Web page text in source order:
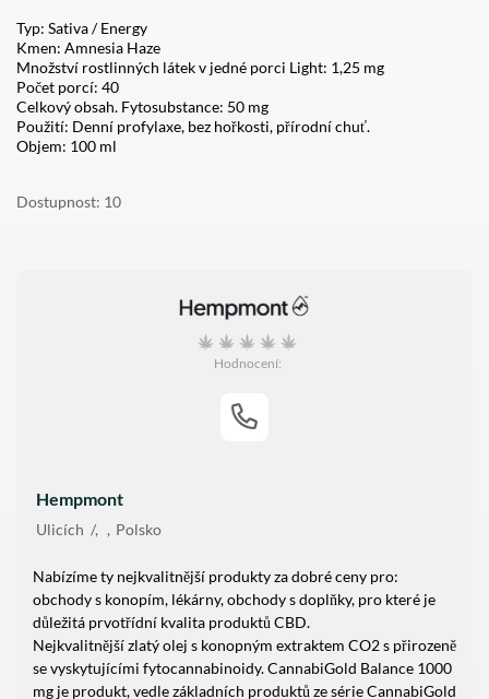
Typ: Sativa / Energy
Kmen: Amnesia Haze
Množství rostlinných látek v jedné porci Light: 1,25 mg
Počet porcí: 40
Celkový obsah. Fytosubstance: 50 mg
Použití: Denní profylaxe, bez hořkosti, přírodní chuť.
Objem: 100 ml
Dostupnost 10
Hodnocení:
Hempmont
Ulicích / Polsko
Nabízíme ty nejkvalitnější produkty za dobré ceny pro:
obchody s konopím, lékárny, obchody s doplňky, pro které je
důležitá prvotřídní kvalita produktů CBD.
Nejkvalitnější zlatý olej s konopným extraktem CO2 s přirozeně
se vyskytujícími fytocannabinoidy. CannabiGold Balance 1000
mg je produkt, vedle základních produktů ze série CannabiGold